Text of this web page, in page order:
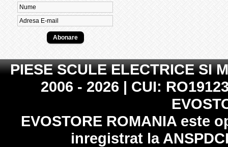
PIESE SCULE ELECTRICE SI
2006 - 2026 | CUI:
EVOSTORE ROMANIAeste
inregistrat la